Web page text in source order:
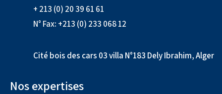
+ 213 (0) 20 39 61 61
N° Fax: +213 (0) 233 068 12
Cité bois des cars 03 villa N°183 Dely Ibrahim, Alger
Nos expertises